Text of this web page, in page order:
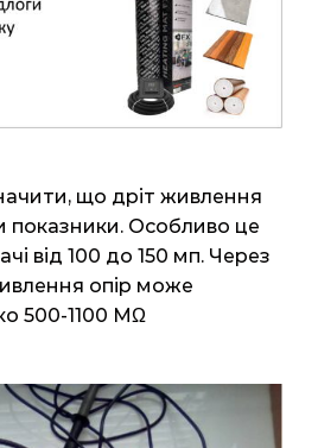
що дріт живлення
Особливо це
від 100 до 150 мп. Через
опір може
500-1100 MΩ